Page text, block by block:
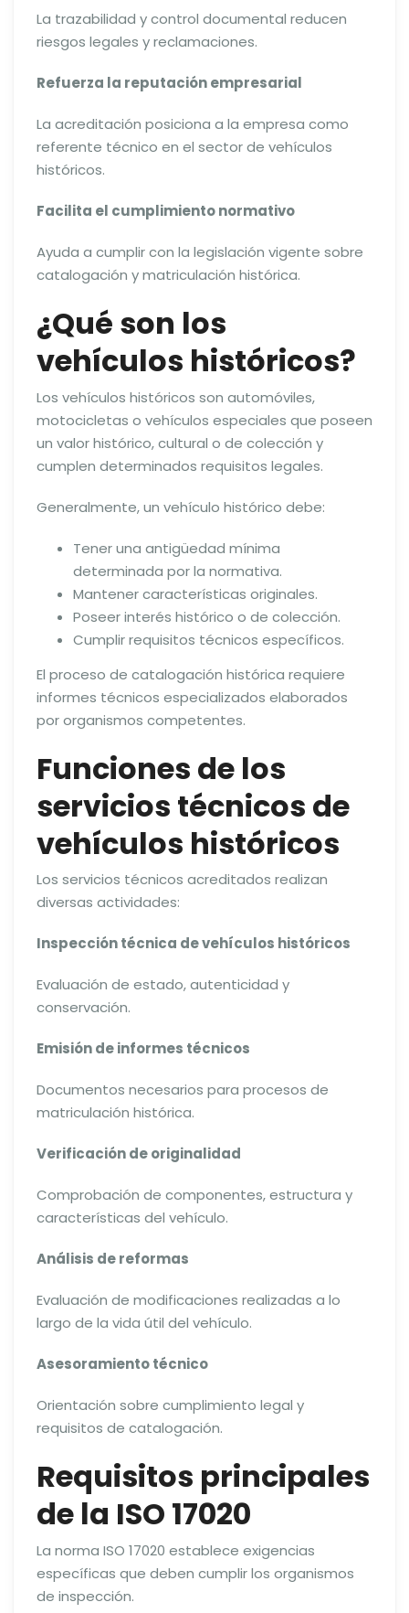
La trazabilidad y control documental reducen
riesgos legales y reclamaciones.
Refuerza la reputación empresarial
La acreditación posiciona a la empresa como
referente técnico en el sector de vehículos
históricos.
Facilita el cumplimiento normativo
Ayuda a cumplir con la legislación vigente sobre
catalogación y matriculación histórica.
¿Qué son los
vehículos históricos?
Los vehículos históricos son automóviles,
motocicletas o vehículos especiales que poseen
un valor histórico, cultural o de colección y
cumplen determinados requisitos legales.
Generalmente, un vehículo histórico debe:
Tener una antigüedad mínima
determinada por la normativa.
Mantener características originales.
Poseer interés histórico o de colección.
Cumplir requisitos técnicos específicos.
El proceso de catalogación histórica requiere
informes técnicos especializados elaborados
por organismos competentes.
Funciones de los
servicios técnicos de
vehículos históricos
Los servicios técnicos acreditados realizan
diversas actividades:
Inspección técnica de vehículos históricos
Evaluación de estado, autenticidad y
conservación.
Emisión de informes técnicos
Documentos necesarios para procesos de
matriculación histórica.
Verificación de originalidad
Comprobación de componentes, estructura y
características del vehículo.
Análisis de reformas
Evaluación de modificaciones realizadas a lo
largo de la vida útil del vehículo.
Asesoramiento técnico
Orientación sobre cumplimiento legal y
requisitos de catalogación.
Requisitos principales
de la ISO 17020
La norma ISO 17020 establece exigencias
específicas que deben cumplir los organismos
de inspección.